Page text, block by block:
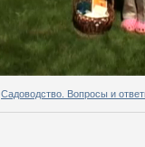
Садоводство. Вопросы и